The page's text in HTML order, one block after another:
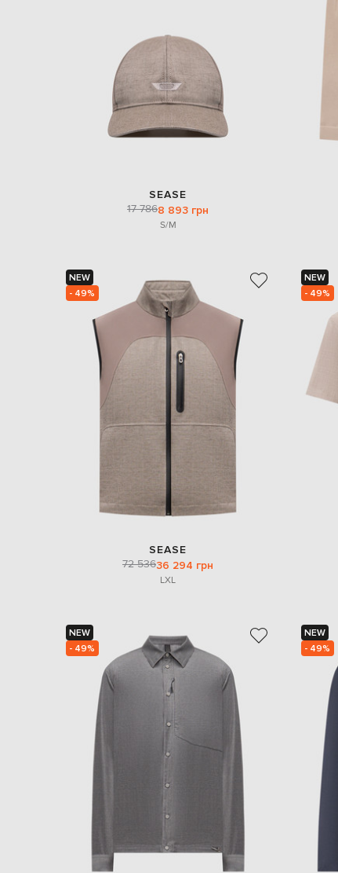
SEASE
17 7868 893 грн
S/M
NEW
- 49%
SEASE
72 53636 294 грн
LXL
NEW
- 49%
NEW
- 49%
NEW
- 49%